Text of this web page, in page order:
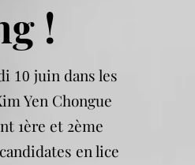
!
10 juin dans les
Yen Chongue
1ère et 2ème
en lice